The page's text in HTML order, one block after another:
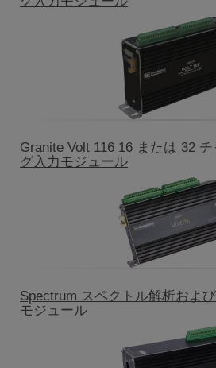
Granite Volt 116 16 または 32
グ入力モジュール
Spectrum スペクトル解析およ
モジュール